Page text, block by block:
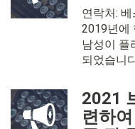
연락처:
2019년에
남성이 플
되었습니
2021
련하